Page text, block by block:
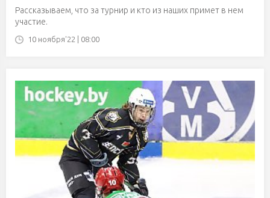
Рассказываем, что за турнир и кто из наших примет в нем
участие.
10 ноября'22 | 08:00